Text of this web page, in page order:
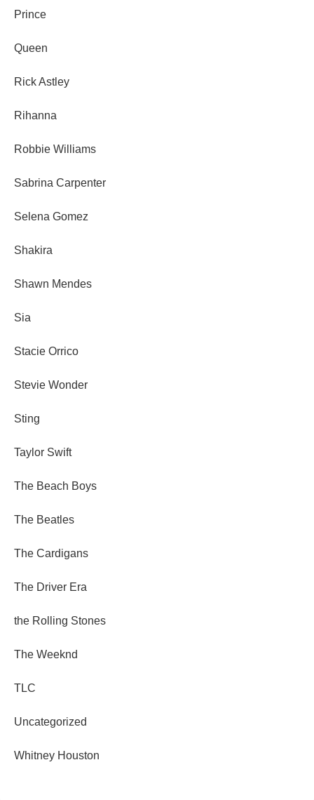
Prince
Queen
Rick Astley
Rihanna
Robbie Williams
Sabrina Carpenter
Selena Gomez
Shakira
Shawn Mendes
Sia
Stacie Orrico
Stevie Wonder
Sting
Taylor Swift
The Beach Boys
The Beatles
The Cardigans
The Driver Era
the Rolling Stones
The Weeknd
TLC
Uncategorized
Whitney Houston